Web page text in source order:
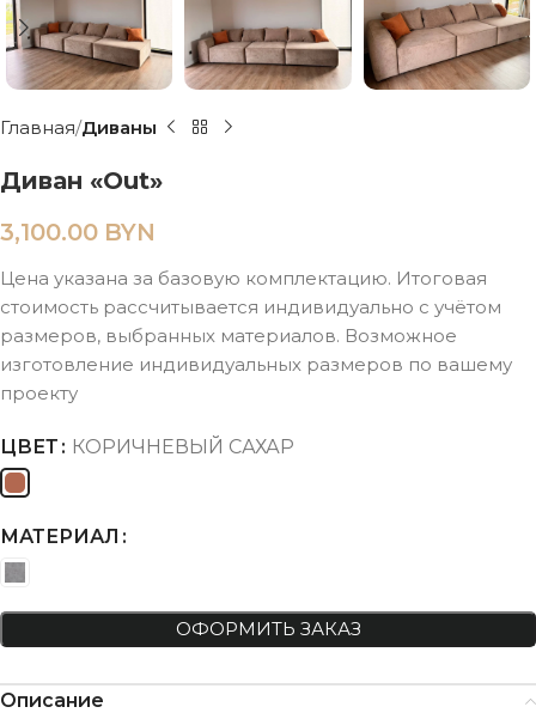
Главная Диваны
Диван «Out»
3,100.00 BYN
Цена указана за базовую комплектацию. Итоговая
стоимость рассчитывается индивидуально с учётом
размеров, выбранных материалов. Возможное
изготовление индивидуальных размеров по вашему
проекту
ЦВЕТ КОРИЧНЕВЫЙ САХАР
МАТЕРИАЛ
ОФОРМИТЬ ЗАКАЗ
Описание